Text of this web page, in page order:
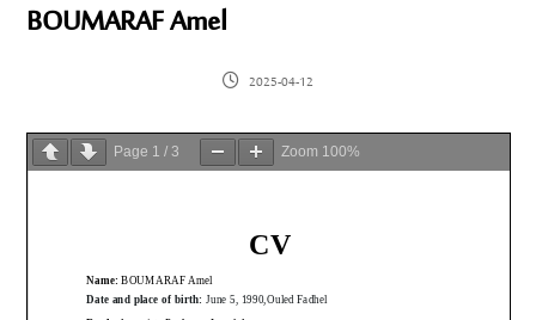
BOUMARAF Amel
2025-04-12
Page 1 /3 Zoom 100%